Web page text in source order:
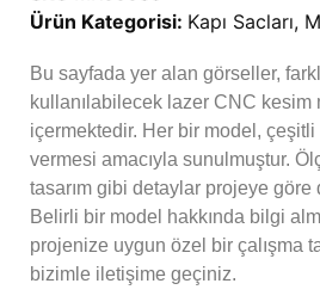
Ürün Kategorisi: Kapı Sacları,
Bu sayfada yer alan görseller,
kullanılabilecek lazer CNC kesim
içermektedir. Her bir model,
vermesi amacıyla sunulmuştur.
tasarım gibi detaylar projeye
Belirli bir model hakkında bilgi
projenize uygun özel bir çalışma
bizimle iletişime geçiniz.